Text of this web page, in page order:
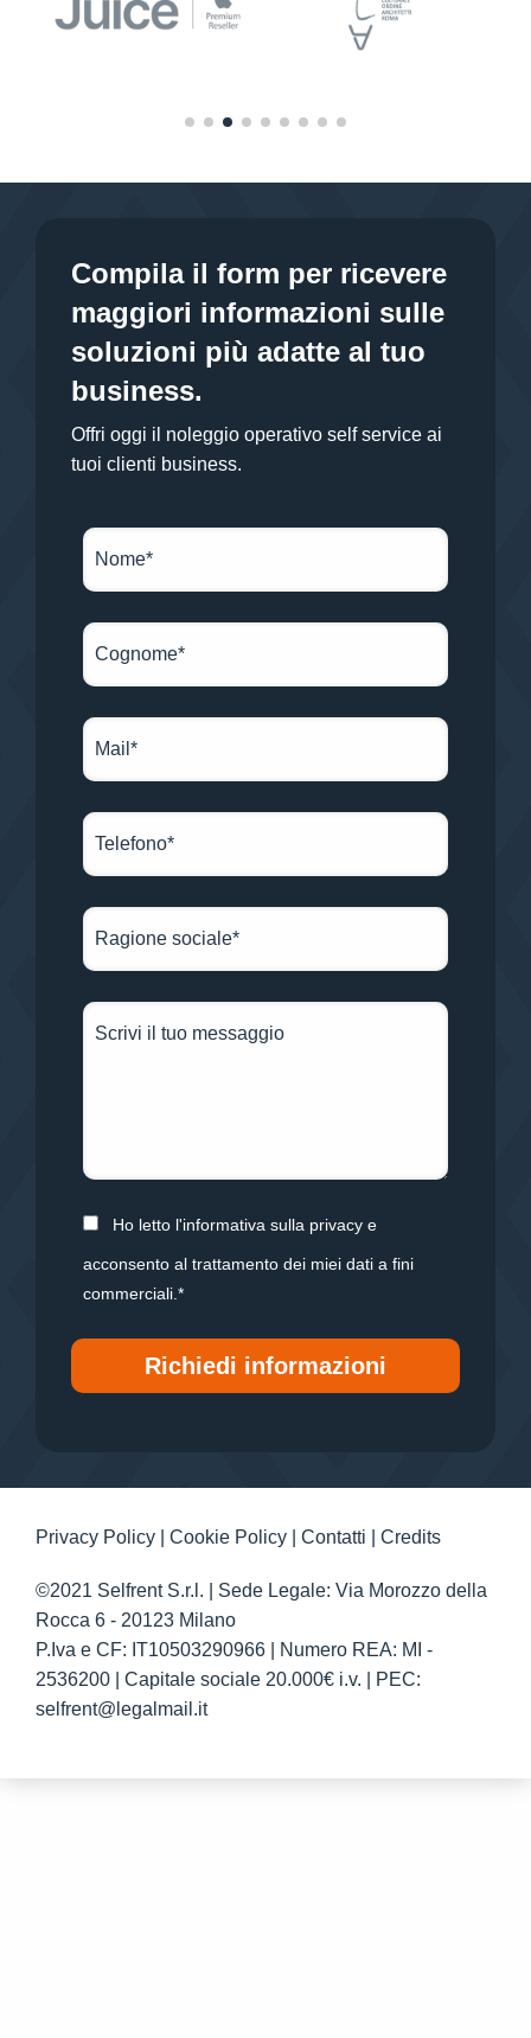
Compila il form per ricevere
maggiori informazioni sulle
soluzioni più adatte al tuo
business.
Offri oggi il noleggio operativo self service ai
tuoi clienti business.
Ho letto l'informativa sulla privacy e
acconsento al trattamento dei miei dati a fini
commerciali.*
Privacy Policy Cookie Policy Contatti Credits
©2021 Selfrent S.r.l. | Sede Legale: Via Morozzo della
Rocca 6 - 20123 Milano
P.Iva e CF: IT10503290966 | Numero REA: MI -
2536200 | Capitale sociale 20.000€ i.v. | PEC:
selfrent@legalmail.it